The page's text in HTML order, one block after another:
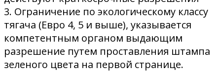
3. Ограничение по экологическому классу
тягача (Евро 4, 5 и выше), указывается
компетентным органом выдающим
разрешение путем проставления штампа
зеленого цвета на первой странице.